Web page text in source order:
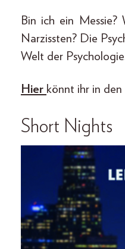
Bin ich ein
Narzissten? Die
Welt der
Hier könnt ihr in
Short Nights